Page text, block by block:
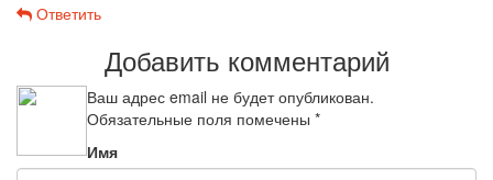
Ответить
Добавить комментарий
Ваш адрес email не будет опубликован.
Обязательные поля помечены *
Имя